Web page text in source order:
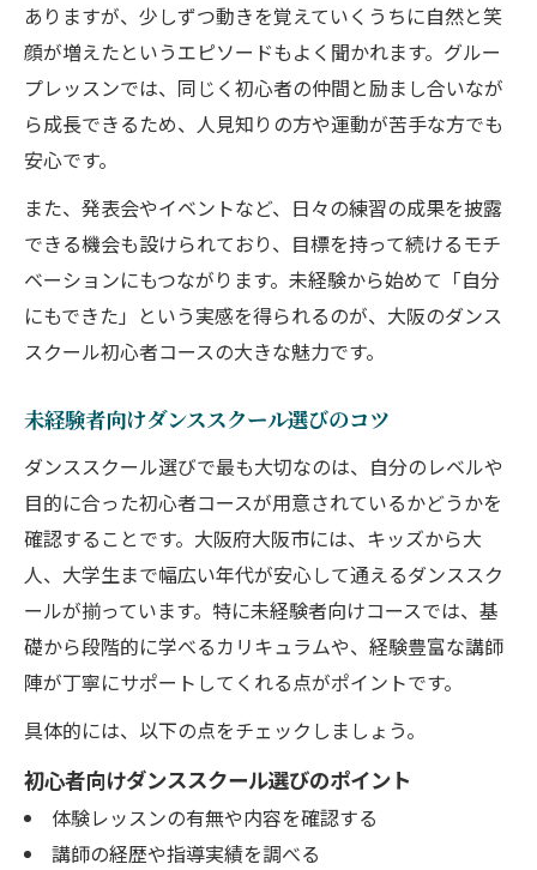
ありますが、少しずつ動きを覚えていくうちに自然と笑
顔が増えたというエピソードもよく聞かれます。グルー
プレッスンでは、同じく初心者の仲間と励まし合いなが
ら成長できるため、人見知りの方や運動が苦手な方でも
安心です。
また、発表会やイベントなど、日々の練習の成果を披露
できる機会も設けられており、目標を持って続けるモチ
ベーションにもつながります。未経験から始めて「自分
にもできた」という実感を得られるのが、大阪のダンス
スクール初心者コースの大きな魅力です。
未経験者向けダンススクール選びのコツ
ダンススクール選びで最も大切なのは、自分のレベルや
目的に合った初心者コースが用意されているかどうかを
確認することです。大阪府大阪市には、キッズから大
人、大学生まで幅広い年代が安心して通えるダンススク
ールが揃っています。特に未経験者向けコースでは、基
礎から段階的に学べるカリキュラムや、経験豊富な講師
陣が丁寧にサポートしてくれる点がポイントです。
具体的には、以下の点をチェックしましょう。
初心者向けダンススクール選びのポイント
体験レッスンの有無や内容を確認する
講師の経歴や指導実績を調べる